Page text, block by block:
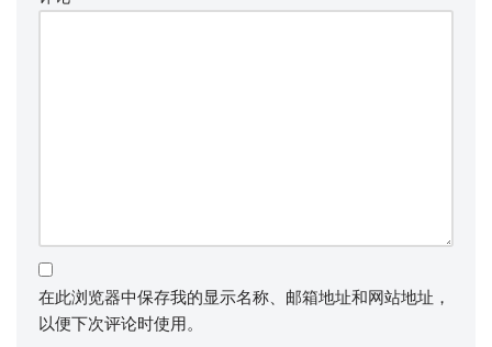
在此浏览器中保存我的显示名称、邮箱地址和网站地址，
以便下次评论时使用。